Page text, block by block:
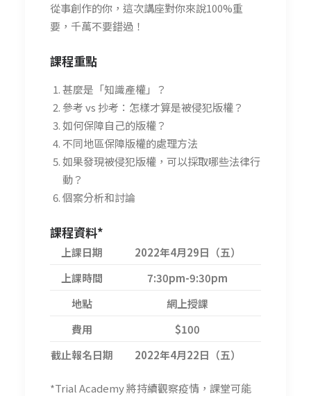
從事創作的你，這次講座對你來說100%重
要，千萬不要錯過！
課程重點
甚麼是「知識產權」？
參考 vs 抄考：怎樣才算是被侵犯版權？
如何保障自己的版權？
不同地區保障版權的處理方法
如果發現被侵犯版權，可以採取哪些法律行
動？
個案分析和討論
課程資料*
上課日期
2022年4月29日（五）
上課時間
7:30pm-9:30pm
地點
網上授課
費用
$100
截止報名日期
2022年4月22日（五）
*Trial Academy 將持續觀察疫情，課堂可能